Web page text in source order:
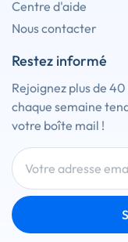
Centre d'aide
Nous contacter
Restez informé
Rejoignez plus de
chaque semaine
votre boîte mail !